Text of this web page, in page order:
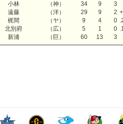
小林
（神） 34 9
3
遠藤
（洋） 29 9 2 +
梶間
（ヤ） 9 4 0
北別府
（広） 5 1 0
新浦 （巨） 60 13 3